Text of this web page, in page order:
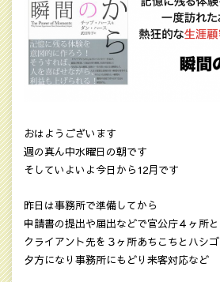
おはようございます
週の真ん中水曜日の朝です
そしていよいよ今日から12月です
昨日は事務所で準備してから
申請書の提出や届出などで官公庁４ヶ所と
クライアント先を３ヶ所あちこちとハシゴ
夕方になり事務所にもどり来客対応など